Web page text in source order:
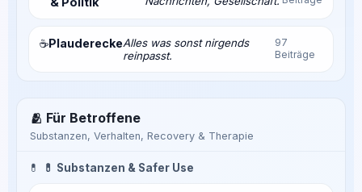
☕PlaudereckeAlles was sonst nirgends
reinpasst.
97
Beiträge
🫂 Für Betroffene
Substanzen, Verhalten, Recovery & Therapie
💊 💊 Substanzen & Safer Use